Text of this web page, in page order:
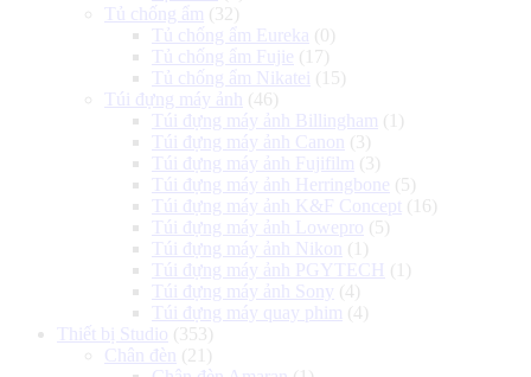
Tủ chống ẩm (32)
Tủ chống ẩm Eureka (0)
Tủ chống ẩm Fujie (17)
Tủ chống ẩm Nikatei (15)
Túi đựng máy ảnh
(46)
Túi đựng máy ảnh Billingham (1)
Túi đựng máy ảnh Canon
(3)
Túi đựng máy ảnh Fujifilm (3)
Túi đựng máy ảnh Herringbone (5)
Túi đựng máy ảnh K&F Concept (16)
Túi đựng máy ảnh Lowepro (5)
Túi đựng máy ảnh Nikon
(1)
Túi đựng máy ảnh PGYTECH
(1)
Túi đựng máy ảnh Sony (4)
Túi đựng máy quay phim (4)
Thiết bị Studio (353)
Chân đèn
(21)